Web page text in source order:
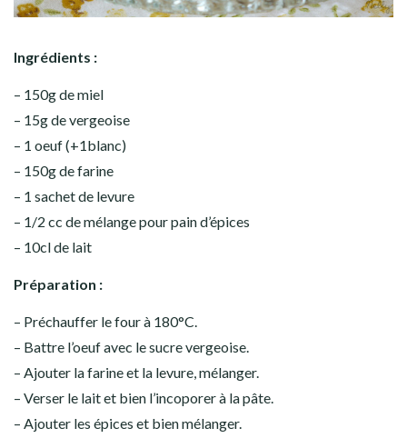
Ingrédients :
– 150g de miel
– 15g de vergeoise
– 1 oeuf (+1blanc)
– 150g de farine
– 1 sachet de levure
– 1/2 cc de mélange pour pain d’épices
– 10cl de lait
Préparation :
– Préchauffer le four à 180°C.
– Battre l’oeuf avec le sucre vergeoise.
– Ajouter la farine et la levure, mélanger.
– Verser le lait et bien l’incoporer à la pâte.
– Ajouter les épices et bien mélanger.